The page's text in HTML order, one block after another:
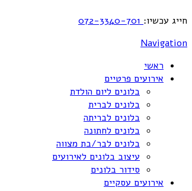
חייג עכשיו:
Navigation
ראשי
אירועים פרטיים
בלונים ליום הולדת
בלונים לברית
בלונים לבריתה
בלונים לחתונה
בלונים לבר/בת מצווה
עיצוב בלונים לאירועים
סידור בלונים
אירועים עסקיים